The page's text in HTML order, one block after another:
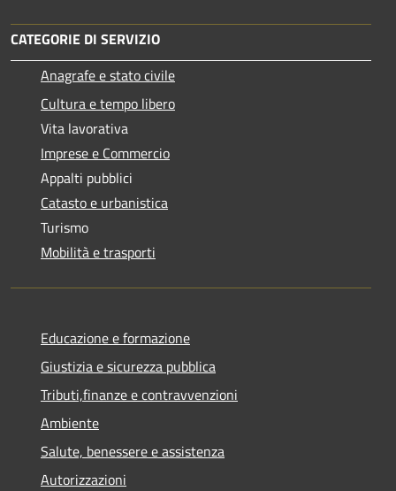
CATEGORIE DI SERVIZIO
Anagrafe e stato civile
Cultura e tempo libero
Vita lavorativa
Imprese e Commercio
Appalti pubblici
Catasto e urbanistica
Turismo
Mobilità e trasporti
Educazione e formazione
Giustizia e sicurezza pubblica
Tributi,finanze e contravvenzioni
Ambiente
Salute, benessere e assistenza
Autorizzazioni